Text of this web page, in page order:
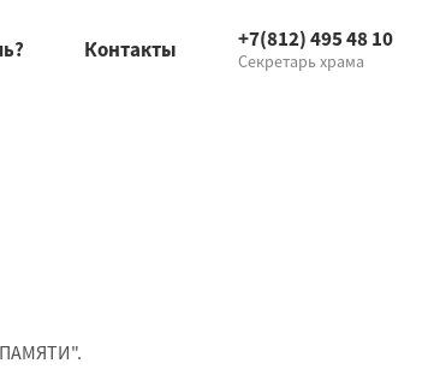
Контакты +7(812) 495 48 10
Секретарь храма
ПАМЯТИ".